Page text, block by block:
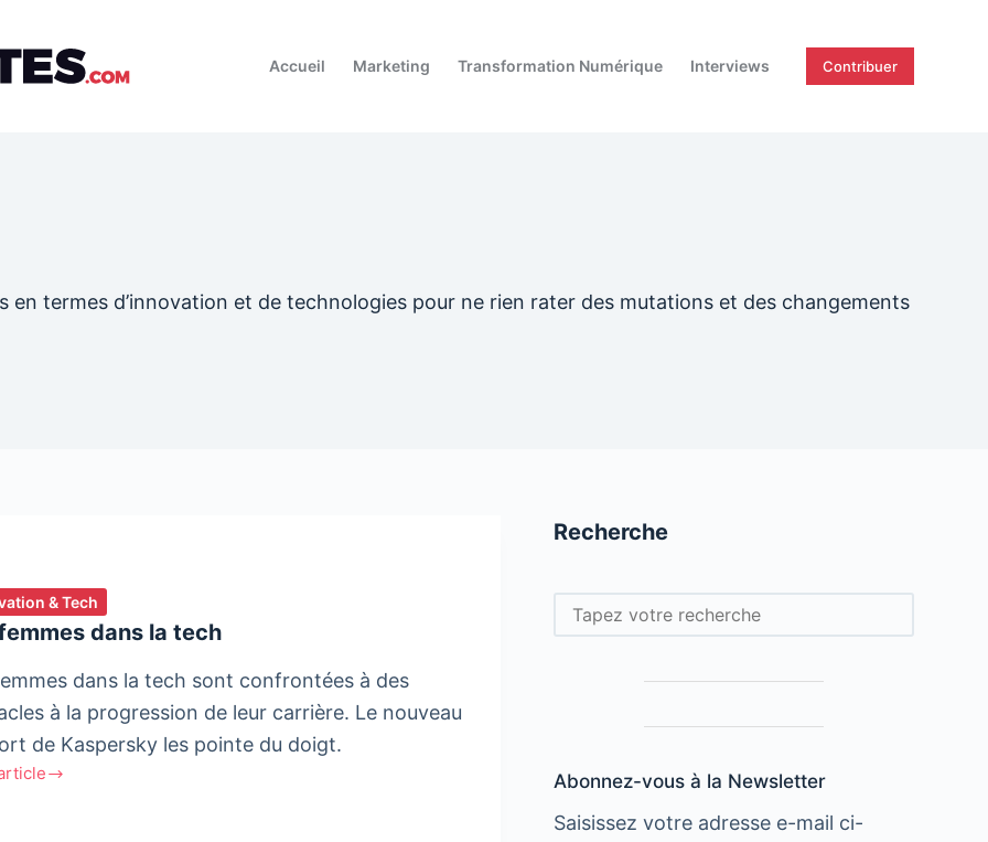
Accueil Marketing Transformation Numérique Interviews Contribuer
en termes d’innovation et de technologies pour ne rien rater des mutations et des changements
& Tech
dans la tech
dans la tech sont confrontées à des
à la progression de leur carrière. Le nouveau
de Kaspersky les pointe du doigt.
Recherche
Rechercher
Abonnez-vous à la Newsletter
Saisissez votre adresse e-mail ci-